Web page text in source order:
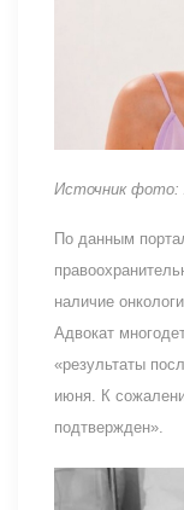
Источник фото:
По данным
наличие
Адвокат
«результаты
июня. К
подтвержден».